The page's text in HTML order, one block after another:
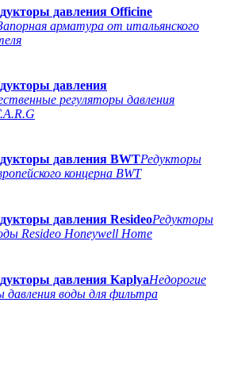
давления Officine
арматура от итальянского
давления
регуляторы давления
давления BWTРедукторы
концерна BWT
давления ResideoРедукторы
Resideo Honeywell Home
давления KaplyaНедорогие
давления воды для фильтра